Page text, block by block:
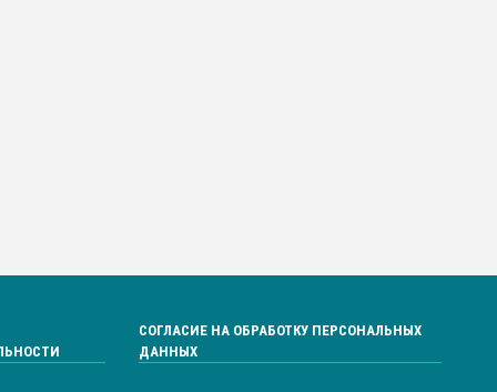
СОГЛАСИЕ НА ОБРАБОТКУ ПЕРСОНАЛЬНЫХ
ДАННЫХ